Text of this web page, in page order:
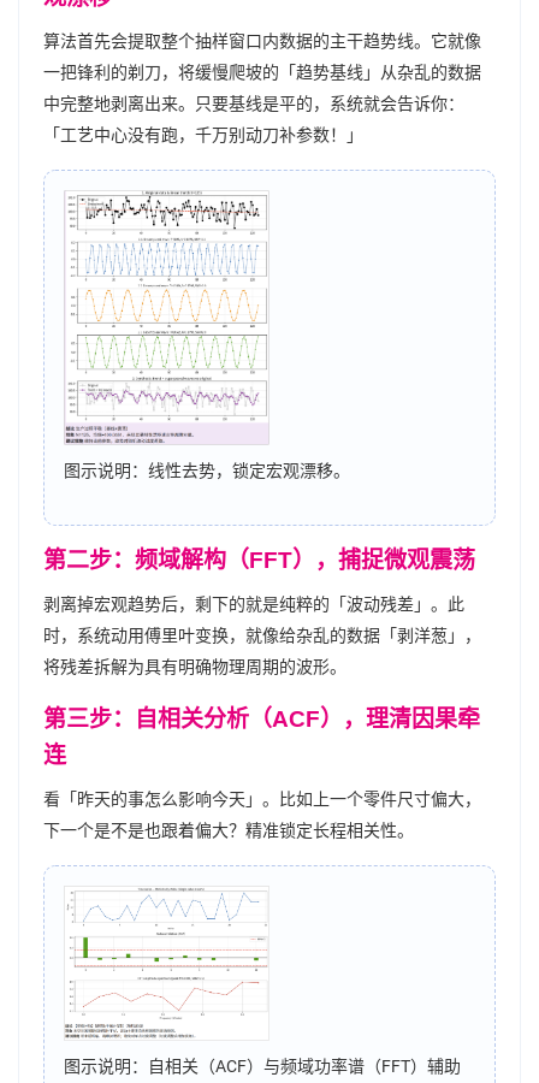
算法首先会提取整个抽样窗口内数据的主干趋势线。它就像
一把锋利的剃刀，将缓慢爬坡的「趋势基线」从杂乱的数据
中完整地剥离出来。只要基线是平的，系统就会告诉你：
「工艺中心没有跑，千万别动刀补参数！」
图示说明：线性去势，锁定宏观漂移。
第二步：频域解构（FFT），捕捉微观震荡
剥离掉宏观趋势后，剩下的就是纯粹的「波动残差」。此
时，系统动用傅里叶变换，就像给杂乱的数据「剥洋葱」，
将残差拆解为具有明确物理周期的波形。
第三步：自相关分析（ACF），理清因果牵
连
看「昨天的事怎么影响今天」。比如上一个零件尺寸偏大，
下一个是不是也跟着偏大？精准锁定长程相关性。
图示说明：自相关（ACF）与频域功率谱（FFT）辅助